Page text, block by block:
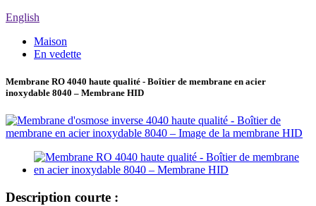
English
Maison
En vedette
Membrane RO 4040 haute qualité - Boîtier de membrane en acier
inoxydable 8040 – Membrane HID
Description courte :